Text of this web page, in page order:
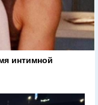
интимной